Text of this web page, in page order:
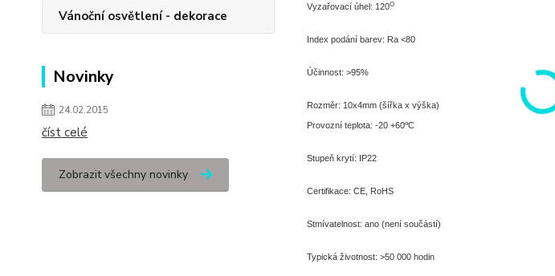
Vánoční osvětlení - dekorace
Novinky
24.02.2015
číst celé
Zobrazit všechny novinky
Vyzařovací úhel: 120O
Index podání barev: Ra <80
Účinnost: >95%
Rozměr: 10x4mm (šířka x výška)
Provozní teplota: -20 +60oC
Stupeň krytí: IP22
Certifikace: CE, RoHS
Stmívatelnost: ano (není součástí)
Typická životnost: >50 000 hodin